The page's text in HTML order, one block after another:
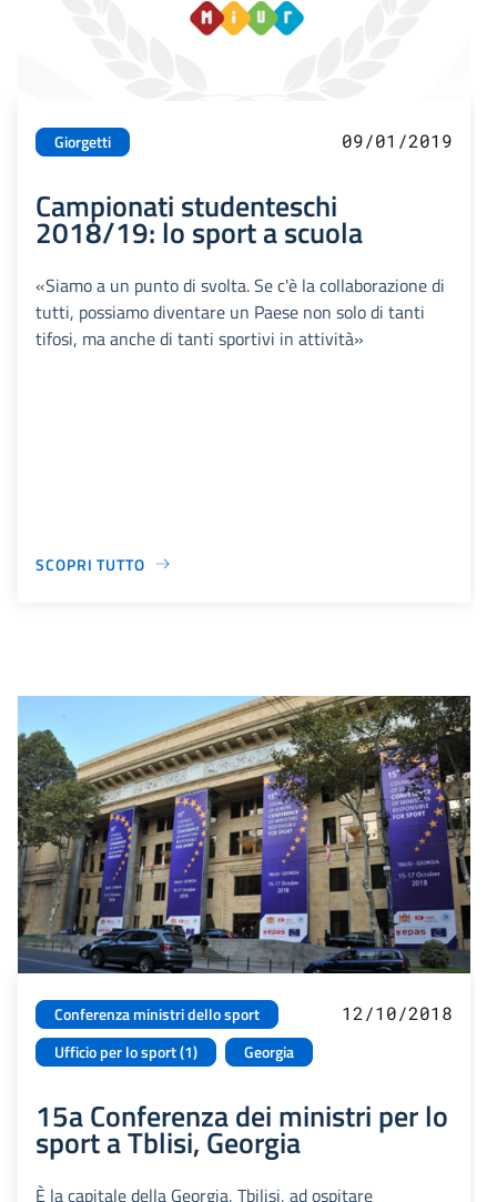
Giorgetti 09/01/2019
Campionati studenteschi
2018/19: lo sport a scuola
«Siamo a un punto di svolta. Se c'è la collaborazione di
tutti, possiamo diventare un Paese non solo di tanti
tifosi, ma anche di tanti sportivi in attività»
SCOPRI TUTTO
Conferenza ministri dello sport
Ufficio per lo sport (1)
Georgia
12/10/2018
15a Conferenza dei ministri per lo
sport a Tblisi, Georgia
È la capitale della Georgia, Tbilisi, ad ospitare